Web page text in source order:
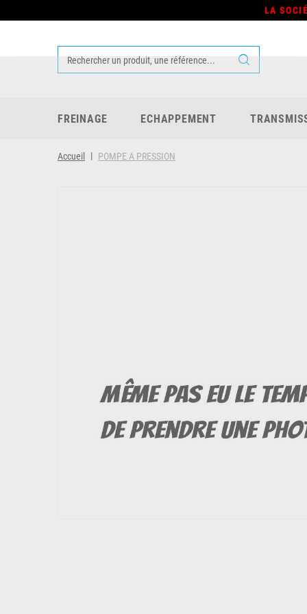
LA
FREINAGE ECHAPPEMENT
Accueil POMPE A PRESSION